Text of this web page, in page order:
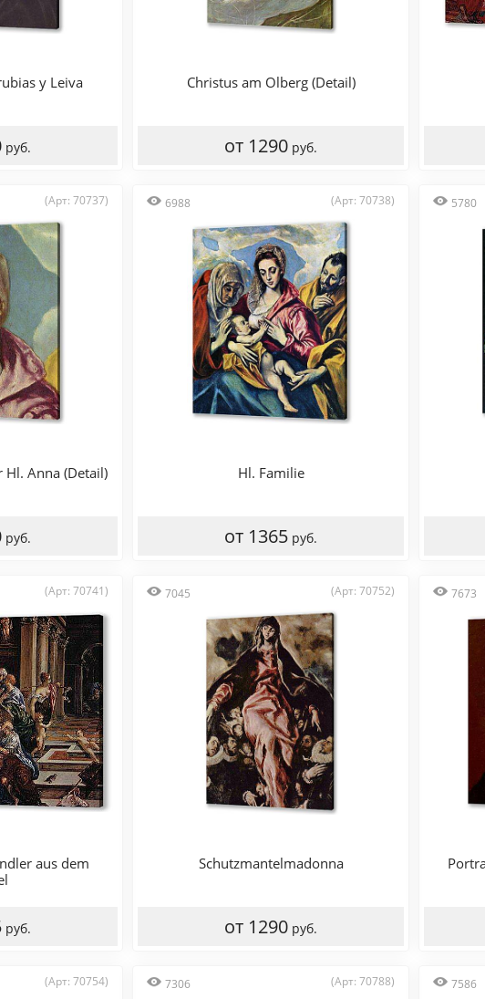
y Leiva
руб.
Christus am Olberg (Detail)
от 1290 руб.
(Арт: 70737)
Anna (Detail)
руб.
6988 (Арт: 70738)
Hl. Familie
от 1365 руб.
5780
(Арт: 70741)
aus dem
руб.
7045 (Арт: 70752)
Schutzmantelmadonna
от 1290 руб.
7673
(Арт: 70754) 7306 (Арт: 70788) 7586